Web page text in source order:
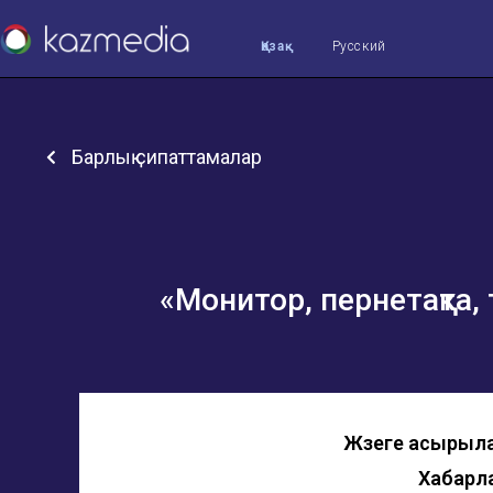
Қазақ Русский
Барлық сипаттамалар
«Монитор,
Жүзеге